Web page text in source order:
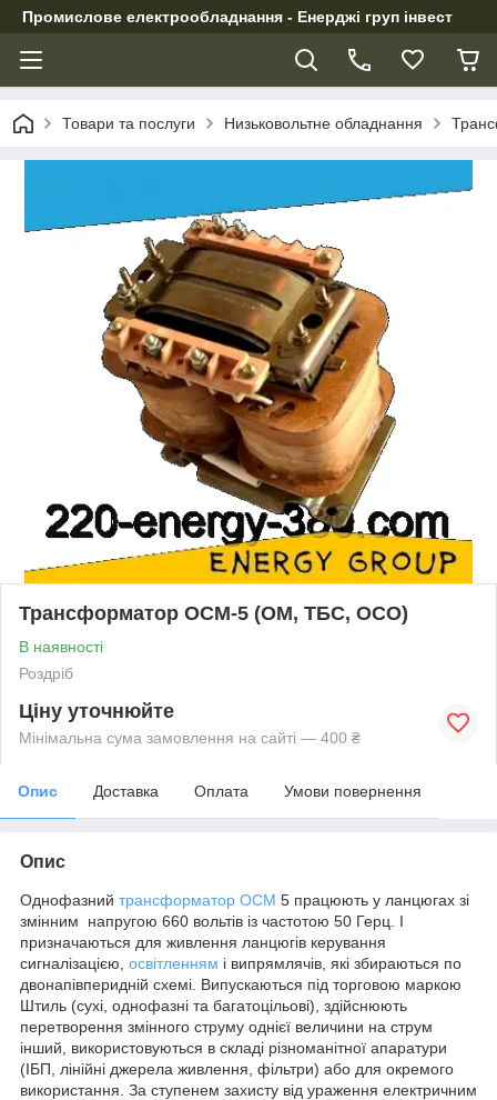
Промислове електрообладнання - Енерджі груп інвест
Товари та послуги Низьковольтне обладнання
Трансформатор ОСМ-5 (ОМ, ТБС, ОСО)
В наявності
Роздріб
Ціну уточнюйте
Мінімальна сума замовлення на сайті — 400 ₴
Опис Доставка Оплата Умови повернення
Опис
Однофазний трансформатор ОСМ 5 працюють у ланцюгах зі
змінним напругою 660 вольтів із частотою 50 Герц. І
призначаються для живлення ланцюгів керування
сигналізацією, освітленням і випрямлячів, які збираються по
двонапівперидній схемі. Випускаються під торговою маркою
Штиль (сухі, однофазні та багатоцільові), здійснюють
перетворення змінного струму однієї величини на струм
інший, використовуються в складі різноманітної апаратури
(ІБП, лінійні джерела живлення, фільтри) або для окремого
використання. За ступенем захисту від ураження електричним